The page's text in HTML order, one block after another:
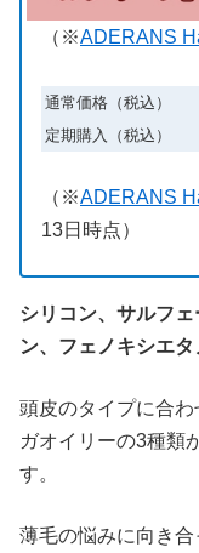
（※ADERANS
通常価格（税込）
定期購入（税込）
（※ADERANS
13日時点）
シリコン、サルフ
ン、フェノキシエタ
頭皮のタイプに合
ガオイリーの3種類
す。
薄毛の悩みに向き合